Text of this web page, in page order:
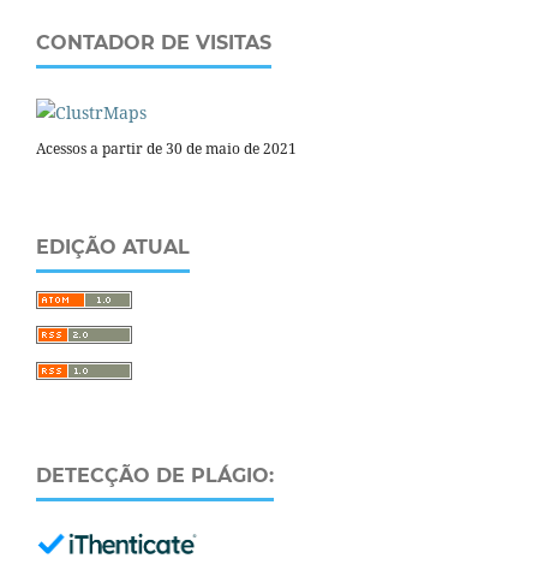
CONTADOR DE VISITAS
Acessos a partir de 30 de maio de 2021
EDIÇÃO ATUAL
DETECÇÃO DE PLÁGIO: